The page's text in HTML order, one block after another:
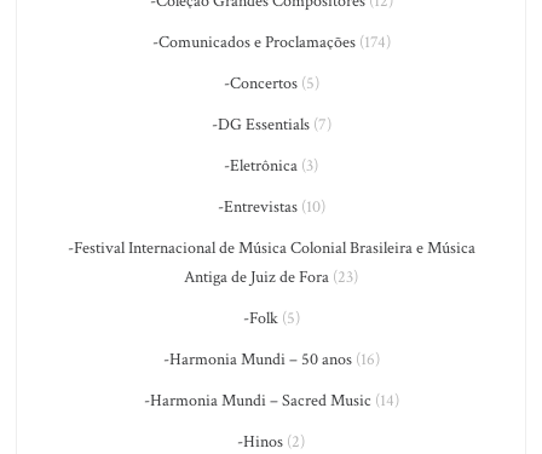
-Comunicados e Proclamações(174)
-Concertos(5)
-DG Essentials(7)
-Eletrônica (3)
-Entrevistas(10)
-Festival Internacional de Música Colonial Brasileira e Música
Antiga de Juiz de Fora (23)
-Folk(5)
-Harmonia Mundi – 50 anos(16)
-Harmonia Mundi – Sacred Music (14)
-Hinos (2)